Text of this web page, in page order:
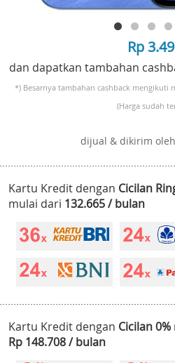
Rp
dan dapatkan tambahan
*) Besarnya tambahan cashback
(Harga sudah
dijual & dikirim
Kartu Kredit dengan Cicilan
mulai dari 132.665 / bulan
Kartu Kredit dengan Cicilan 0%
Rp 148.708 / bulan